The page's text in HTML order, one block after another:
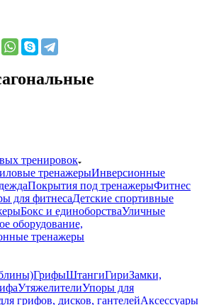
тренировок
тренажерыИнверсионные
Покрытия под тренажерыФитнес
для фитнесаДетские спортивные
Бокс и единоборстваУличные
оборудование,
тренажеры
ГрифыШтангиГириЗамки,
УтяжелителиУпоры для
грифов, дисков, гантелейАксессуары